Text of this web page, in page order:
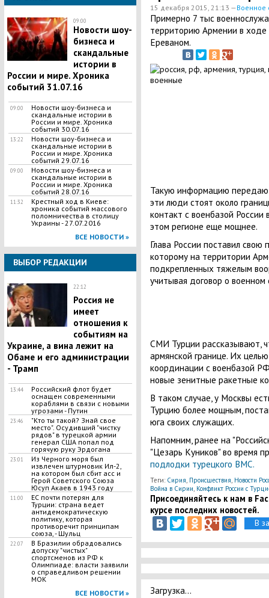
09:00
Новости шоу-
бизнеса и
скандальные
истории в
России и мире. Хроника
событий 31.07.16
09:00
Новости шоу-бизнеса и
скандальные истории в
России и мире. Хроника
событий 30.07.16
13:22
Новости шоу-бизнеса и
скандальные истории в
России и мире. Хроника
событий 29.07.16
09:00
Новости шоу-бизнеса и
скандальные истории в
России и мире. Хроника
событий 28.07.16
11:32
Крестный ход в Киеве:
хроника событий массового
поломничества в столицу
Украины - 27.07.2016
ВСЕ НОВОСТИ »
ВЫБОР РЕДАКЦИИ
22:12
Россия не
имеет
отношения к
событиям на
Украине, а вина лежит на
Обаме и его администрации
- Трамп
13:44
Российский флот будет
оснащен современными
кораблями в связи с новыми
угрозами - Путин
23:46
"Кто ты такой? Знай свое
место". Осудивший "чистку
рядов" в турецкой армии
генерал США попал под
горячую руку Эрдогана
23:01
Из Черного моря был
извлечен штурмовик Ил-2,
на котором был сбит асс и
Герой Советского Союза
Юсуп Акаев в 1943 году
11:00
ЕС почти потерян для
Турции: страна ведет
антидемократическую
политику, которая
противоречит принципам
союза, - Шульц
22:07
В Бразилии обрадовались
допуску "чистых"
спортсменов из РФ к
Олимпиаде: власти заявили
о справедливом решении
МОК
ВСЕ НОВОСТИ »
15 декабря 2015, 21:13 —Военное
Примерно 7 тыс
территорию Армении в
Ереваном.
Такую информацию
эти люди стоят около
контакт с военбазой
этом регионе еще мощнее.
Глава России поставил свою
которому на территории
подкрепленных тяжелым
учитывая договор о
СМИ Турции рассказывают,
армянской границе. Их
координации с военбазой
новые зенитные ракетные
В таком случае, у Москвы
Турцию более мощным,
юга своих служащих.
Напомним, ранее на
"Цезарь Куников" во время
подлодки турецкого ВМС.
Теги: Сирия Происшествия Новости
Война в Сирии Конфликт России с
Присоединяйтесь к нам в
курсе последних новостей.
В
Загрузка...